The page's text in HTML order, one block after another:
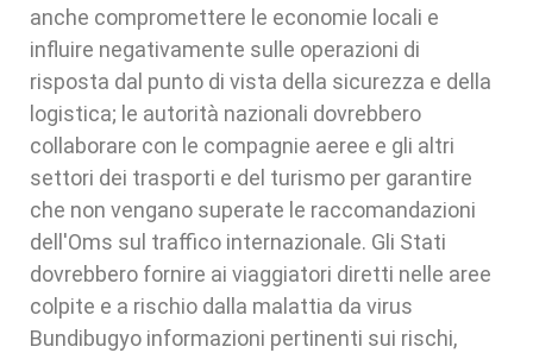
anche compromettere le economie locali e
influire negativamente sulle operazioni di
risposta dal punto di vista della sicurezza e della
logistica; le autorità nazionali dovrebbero
collaborare con le compagnie aeree e gli altri
settori dei trasporti e del turismo per garantire
che non vengano superate le raccomandazioni
dell'Oms sul traffico internazionale. Gli Stati
dovrebbero fornire ai viaggiatori diretti nelle aree
colpite e a rischio dalla malattia da virus
Bundibugyo informazioni pertinenti sui rischi,